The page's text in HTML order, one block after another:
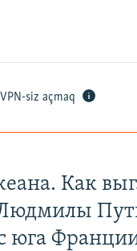
VPN-siz açmaq
Как
юга